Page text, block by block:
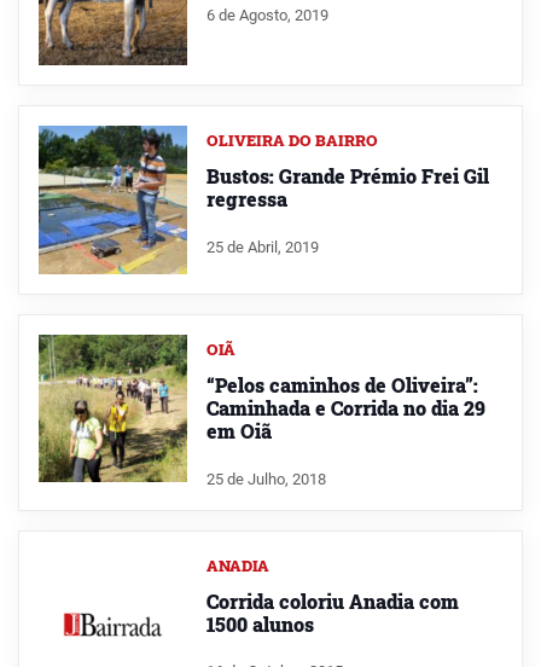
6 de Agosto, 2019
OLIVEIRA DO BAIRRO
Bustos: Grande Prémio Frei Gil
regressa
25 de Abril, 2019
OIÃ
“Pelos caminhos de Oliveira”:
Caminhada e Corrida no dia 29
em Oiã
25 de Julho, 2018
ANADIA
Corrida coloriu Anadia com
1500 alunos